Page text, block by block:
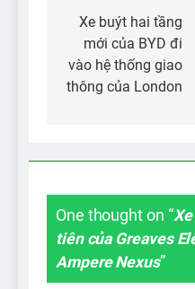
hướng
bài
viết
Xe buýt hai tầng
mới của BYD đi
vào hệ thống giao
thông của London
One thought on “
tiên của Greaves
Ampere Nexus”